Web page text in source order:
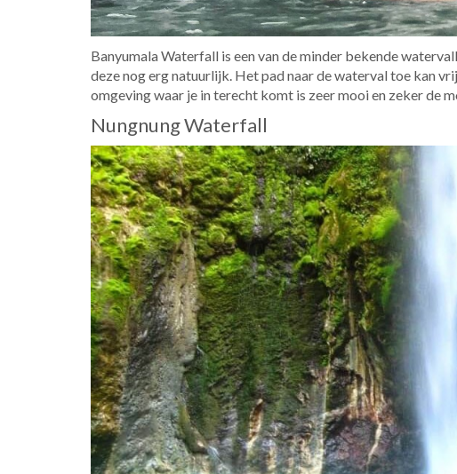
Banyumala Waterfall is een van de minder bekende
deze nog erg natuurlijk. Het pad naar de waterval toe kan
omgeving waar je in terecht komt is zeer mooi en zeker de
Nungnung Waterfall